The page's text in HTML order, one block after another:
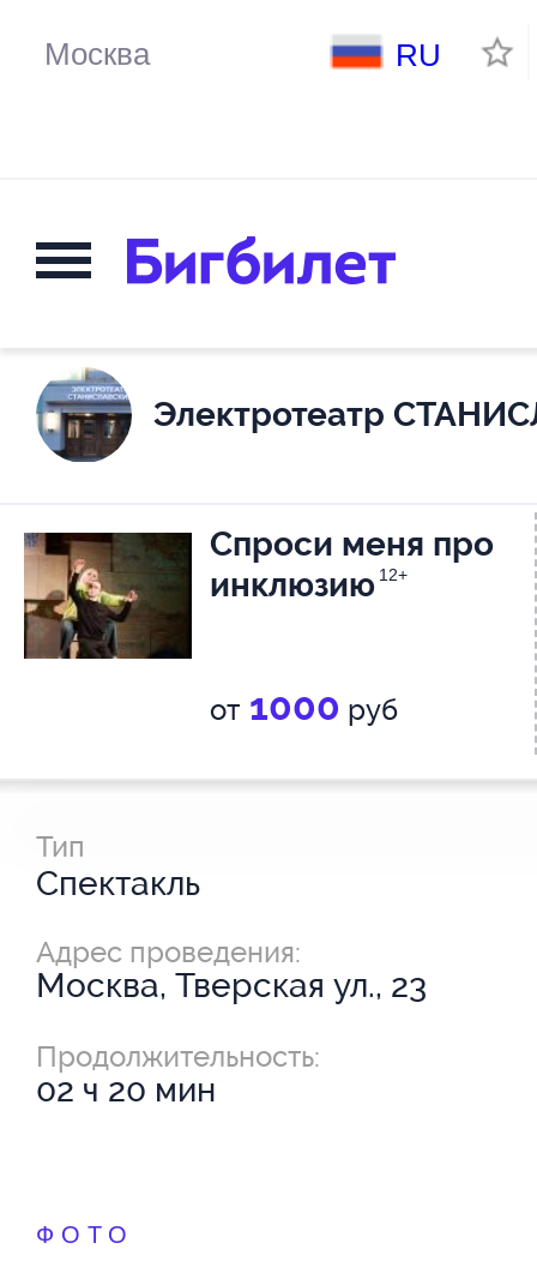
RU
Электротеатр
Спроси меня про
инклюзию 12+
от 1000 руб
Тип
Спектакль
Адрес проведения:
Москва, Тверская ул., 23
Продолжительность:
02 ч 20 мин
ФОТО